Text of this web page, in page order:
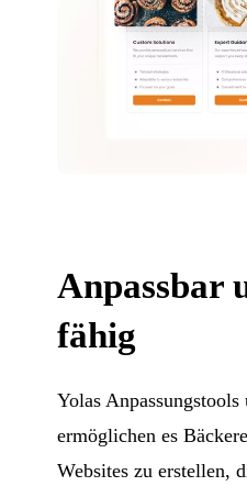
Anpassbar
fähig
Yolas
ermöglichen es
Websites zu erstellen,